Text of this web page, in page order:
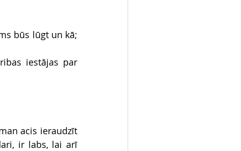
būs lūgt un kā;
iestājas par
acis ieraudzīt
ir labs, lai arī